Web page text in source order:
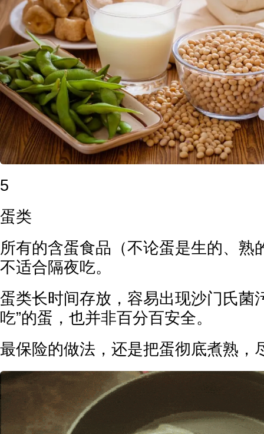
5
蛋类
所有的含蛋食品（不论蛋是生的、熟
不适合隔夜吃。
蛋类长时间存放，容易出现沙门氏菌
吃”的蛋，也并非百分百安全。
最保险的做法，还是把蛋彻底煮熟，